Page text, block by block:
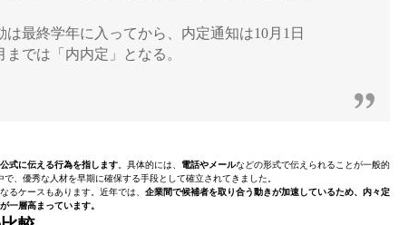
は最終学年に入ってから、内定通知は10月1日
では「内内定」となる。
式に伝える行為を指します 。具体的には、 電話やメールなどの形式で伝えられることが一般的
、優秀な人材を早期に確保する手段として確立されてきました。
るケースもあります。近年では、 企業間で候補者を取り合う動きが加速しているため、内々定
一層高まっています。